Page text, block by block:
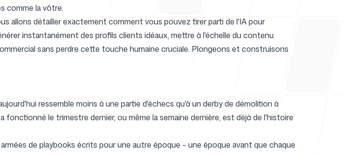
FAQ
comme la vôtre.
allons détailler exactement comment vous pouvez tirer parti de l'IA pour
instantanément des profils clients idéaux, mettre à l'échelle du contenu
sans perdre cette touche humaine cruciale. Plongeons et construisons
ressemble moins à une partie d'échecs qu'à un derby de démolition à
le trimestre dernier, ou même la semaine dernière, est déjà de l'histoire
de playbooks écrits pour une autre époque – une époque avant que chaque